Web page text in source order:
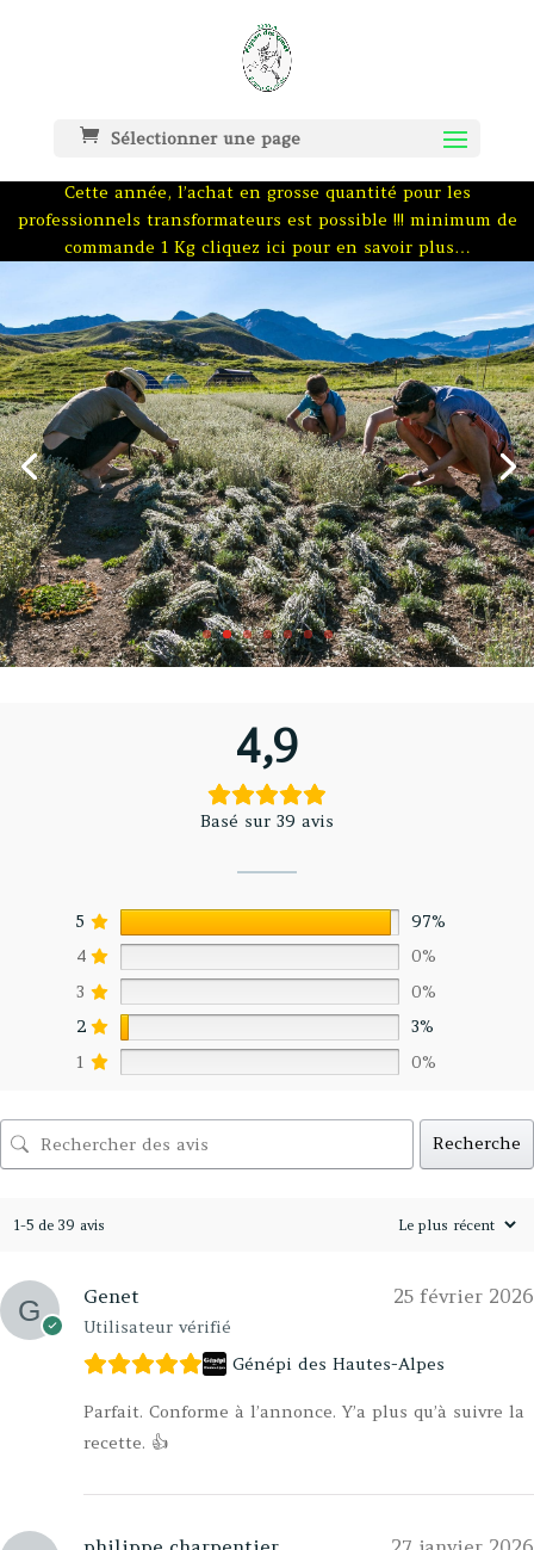
Sélectionner une page
Cette année, l’achat en grosse quantité pour les
professionnels transformateurs est possible !!! minimum de
commande 1 Kg cliquez ici pour en savoir plus…
Bienvenue sur le site
de
Génépi des Hautes
Alpes
4,9
Basé sur 39 avis
5
97%
4
0%
3
0%
2
3%
1
0%
Recherche
1-5 de 39 avis
Genet
Utilisateur vérifié
25 février 2026
Génépi des Hautes-Alpes
Parfait. Conforme à l’annonce. Y’a plus qu’à suivre la
recette. 👍